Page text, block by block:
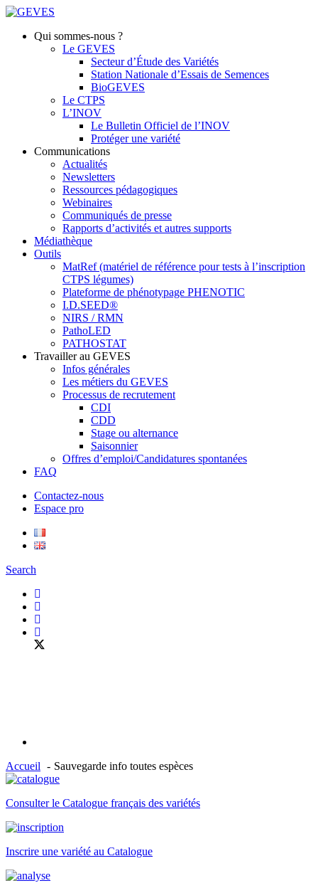
Qui sommes-nous ?
Le GEVES
Secteur d’Étude des Variétés
Station Nationale d’Essais de Semences
BioGEVES
Le CTPS
L’INOV
Le Bulletin Officiel de l’INOV
Protéger une variété
Communications
Actualités
Newsletters
Ressources pédagogiques
Webinaires
Communiqués de presse
Rapports d’activités et autres supports
Médiathèque
Outils
MatRef (matériel de référence pour tests à l’inscription
CTPS légumes)
Plateforme de phénotypage PHENOTIC
I.D.SEED®
NIRS / RMN
PathoLED
PATHOSTAT
Travailler au GEVES
Infos générales
Les métiers du GEVES
Processus de recrutement
CDI
CDD
Stage ou alternance
Saisonnier
Offres d’emploi/Candidatures spontanées
FAQ
Contactez-nous
Espace pro
Search
Accueil Sauvegarde info toutes espèces
Consulter le Catalogue français des variétés
Inscrire une variété au Catalogue